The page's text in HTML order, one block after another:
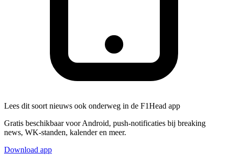
Lees dit soort nieuws ook onderweg in de F1Head app
Gratis beschikbaar voor Android, push-notificaties bij breaking
news, WK-standen, kalender en meer.
Download app